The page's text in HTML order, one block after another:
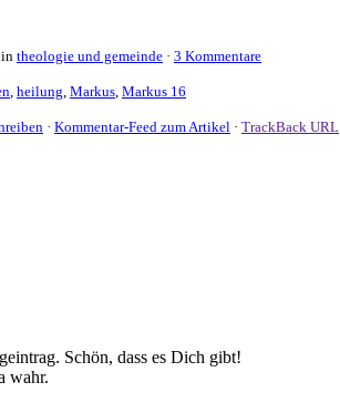
in theologie und gemeinde · 3 Kommentare
heilung Markus Markus 16
· Kommentar-Feed zum Artikel · TrackBack URL
Schön, dass es Dich gibt!
wahr.